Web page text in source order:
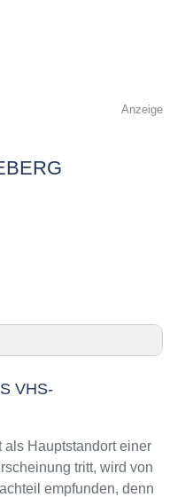
Anzeige
in Bad
Kursen
Kurse und
VHS-
Hauptstandort einer
tritt, wird von
empfunden, denn